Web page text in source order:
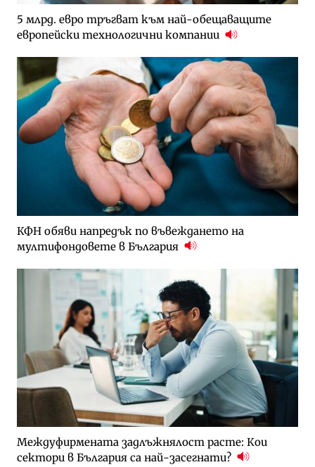
5 млрд. евро тръгват към най-обещаващите
европейски технологични компании
КФН обяви напредък по въвеждането на
мултифондовете в България
Междуфирмената задлъжнялост расте: Кои
сектори в България са най-засегнати?